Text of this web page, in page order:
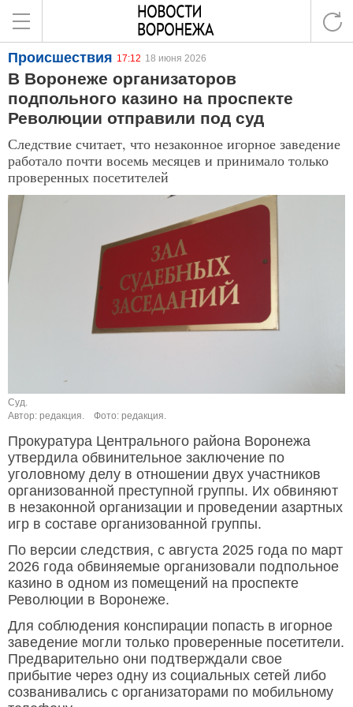
Происшествия 17:12 18 июня 2026
В Воронеже организаторов
подпольного казино на проспекте
Революции отправили под суд
Следствие считает, что незаконное игорное заведение
работало почти восемь месяцев и принимало только
проверенных посетителей
Суд.
Автор: редакция.
Фото: редакция.
Прокуратура Центрального района Воронежа
утвердила обвинительное заключение по
уголовному делу в отношении двух участников
организованной преступной группы. Их обвиняют
в незаконной организации и проведении азартных
игр в составе организованной группы.
По версии следствия, с августа 2025 года по март
2026 года обвиняемые организовали подпольное
казино в одном из помещений на проспекте
Революции в Воронеже.
Для соблюдения конспирации попасть в игорное
заведение могли только проверенные посетители.
Предварительно они подтверждали свое
прибытие через одну из социальных сетей либо
созванивались с организаторами по мобильному